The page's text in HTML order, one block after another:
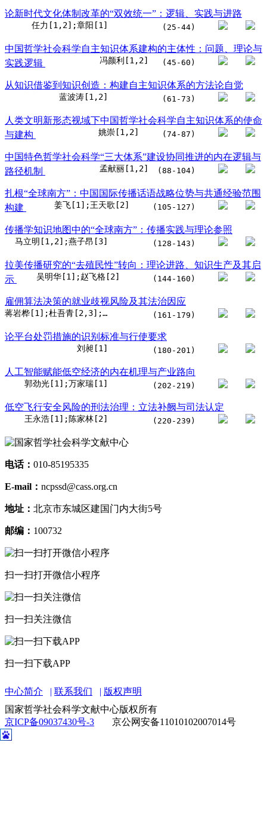
论新时代文化体制改革的“双效统一”：逻辑、实践与进路
任力[1,2];章阳[1] (25-44)
中国哲学社会科学自主知识体系建构的主体性：问题、理论与
实践逻辑
冯颜利[1,2] (45-60)
从知识借鉴到知识创造：构建自主知识体系的方法论自觉
蓝波涛[1,2] (61-73)
人类文明新形态视域下中国哲学社会科学自主知识体系的使命
与建构
姚崇[1,2] (74-87)
中国特色哲学社会科学“三大体系”建设协同推进的内在逻辑与
路径机制
孟献丽[1,2] (88-104)
扎根“全球南方”：中国国际传播话语战略位势与共通经验范围
构建
姜飞[1];王天歌[2] (105-127)
传播学知识地图中的“全球南方”：传播实践与理论参照
马立明[1,2];燕子昂[3] (128-143)
拉美传播研究的“去殖民性”转向：理论进路、知识生产及其启
示
吴明华[1];赵飞格[2] (144-160)
雇佣算法决策的就业歧视风险及其法治因应
蒋岩桦[1];杜吾青[2,3];李展硕[1] (161-179)
论平台处罚措施的识别标准与行使要求
刘昶[1] (180-201)
人工智能赋能低空经济的内在机理与产业路向
郭劲光[1];万家瑞[1] (202-219)
低空飞行安全风险的刑法治理：立法补阙与司法认定
王永浩[1];陈家林[2] (220-239)
电话： 010-85195335
E-mail： ncpssd@cass.org.cn
地址： 北京市东城区建国门内大街5号
邮编： 100732
扫一扫打开微信小程序
扫一扫关注微信
扫一扫下载APP
中心简介 联系我们
版权声明
国家哲学社会科学文献中心版权所有
京ICP备09037430号-3
京公网安备11010102007014号